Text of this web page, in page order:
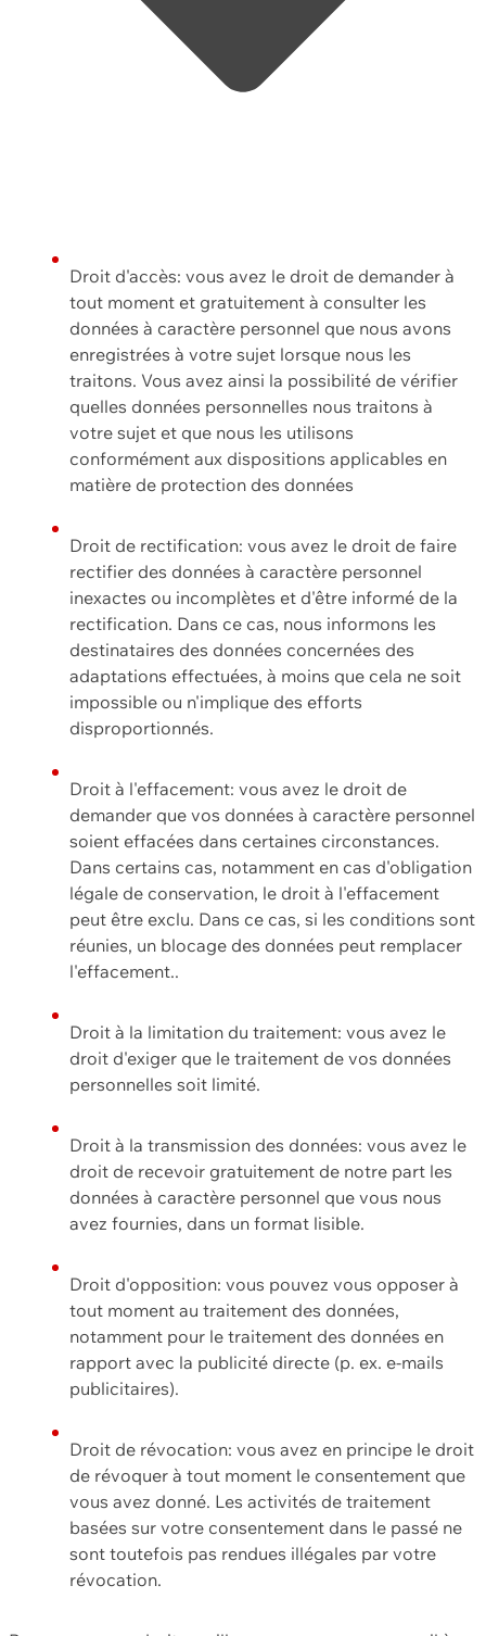
Droit d'accès: vous avez le droit de demander à
tout moment et gratuitement à consulter les
données à caractère personnel que nous avons
enregistrées à votre sujet lorsque nous les
traitons. Vous avez ainsi la possibilité de vérifier
quelles données personnelles nous traitons à
votre sujet et que nous les utilisons
conformément aux dispositions applicables en
matière de protection des données
Droit de rectification: vous avez le droit de faire
rectifier des données à caractère personnel
inexactes ou incomplètes et d'être informé de la
rectification. Dans ce cas, nous informons les
destinataires des données concernées des
adaptations effectuées, à moins que cela ne soit
impossible ou n'implique des efforts
disproportionnés.
Droit à l'effacement: vous avez le droit de
demander que vos données à caractère personnel
soient effacées dans certaines circonstances.
Dans certains cas, notamment en cas d'obligation
légale de conservation, le droit à l'effacement
peut être exclu. Dans ce cas, si les conditions sont
réunies, un blocage des données peut remplacer
l'effacement..
Droit à la limitation du traitement: vous avez le
droit d'exiger que le traitement de vos données
personnelles soit limité.
Droit à la transmission des données: vous avez le
droit de recevoir gratuitement de notre part les
données à caractère personnel que vous nous
avez fournies, dans un format lisible.
Droit d'opposition: vous pouvez vous opposer à
tout moment au traitement des données,
notamment pour le traitement des données en
rapport avec la publicité directe (p. ex. e-mails
publicitaires).
Droit de révocation: vous avez en principe le droit
de révoquer à tout moment le consentement que
vous avez donné. Les activités de traitement
basées sur votre consentement dans le passé ne
sont toutefois pas rendues illégales par votre
révocation.